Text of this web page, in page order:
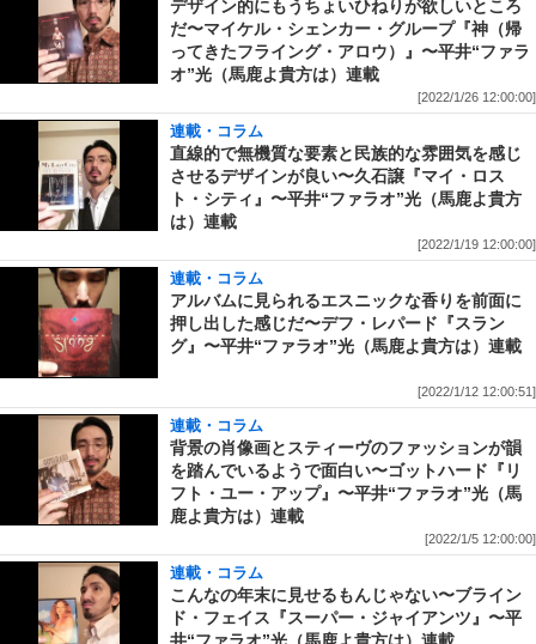
デザイン的にもうちょいひねりが欲しいところ
だ〜マイケル・シェンカー・グループ『神（帰
ってきたフライング・アロウ）』〜平井“ファラ
オ”光（馬鹿よ貴方は）連載
[2022/1/26 12:00:00]
連載・コラム
直線的で無機質な要素と民族的な雰囲気を感じ
させるデザインが良い〜久石譲『マイ・ロス
ト・シティ』〜平井“ファラオ”光（馬鹿よ貴方
は）連載
[2022/1/19 12:00:00]
連載・コラム
アルバムに見られるエスニックな香りを前面に
押し出した感じだ〜デフ・レパード『スラン
グ』〜平井“ファラオ”光（馬鹿よ貴方は）連載
[2022/1/12 12:00:51]
連載・コラム
背景の肖像画とスティーヴのファッションが韻
を踏んでいるようで面白い〜ゴットハード『リ
フト・ユー・アップ』〜平井“ファラオ”光（馬
鹿よ貴方は）連載
[2022/1/5 12:00:00]
連載・コラム
こんなの年末に見せるもんじゃない〜ブライン
ド・フェイス『スーパー・ジャイアンツ』〜平